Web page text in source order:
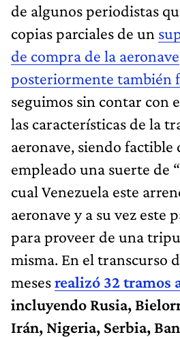
de algunos periodistas
copias parciales de un
de compra de la aeronave
posteriormente también
seguimos sin contar con
las características de la
aeronave, siendo factible
empleado una suerte de
cual Venezuela este
aeronave y a su vez este
para proveer de una
misma. En el transcurso
mesesrealizó 32 tramos
incluyendo Rusia,
Irán, Nigeria, Serbia,